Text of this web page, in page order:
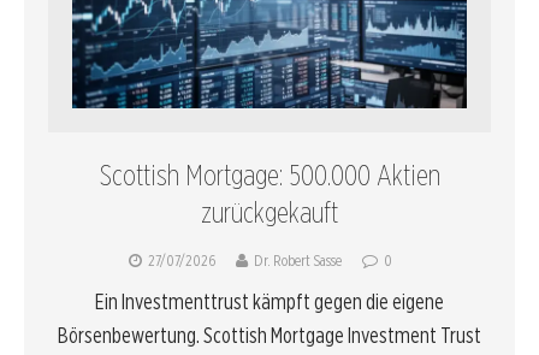
Scottish Mortgage: 500.000 Aktien
zurückgekauft
27/07/2026 Dr. Robert Sasse 0
Ein Investmenttrust kämpft gegen die eigene
Börsenbewertung. Scottish Mortgage Investment Trust